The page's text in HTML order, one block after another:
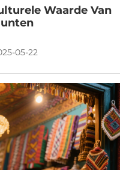
Waarde Van
05-22